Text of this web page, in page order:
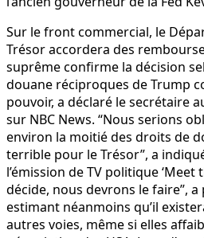
Sur le front commercial, le
Trésor accordera des
suprême confirme la décision
douane réciproques de Trump
pouvoir, a déclaré le secrétaire
sur NBC News. “Nous serions
environ la moitié des droits de
terrible pour le Trésor”, a
l’émission de TV politique ‘Meet
décide, nous devrons le faire”, a
estimant néanmoins qu’il
autres voies, même si elles